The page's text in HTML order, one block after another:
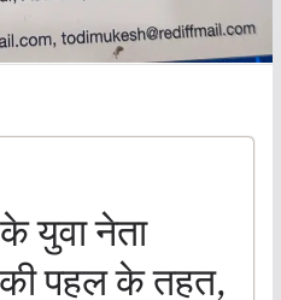
युवा नेता
पहल के तहत,